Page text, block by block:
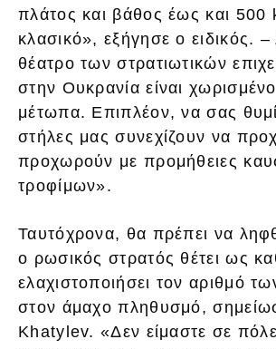
πλάτος και βάθος έως και 500
κλασικό», εξήγησε ο ειδικός.
θέατρο των στρατιωτικών
στην Ουκρανία είναι
μέτωπα. Επιπλέον, να σας
στήλες μας συνεχίζουν να
προχωρούν με προμήθειες
τροφίμων».
Ταυτόχρονα, θα πρέπει να
ο ρωσικός στρατός θέτει ως
ελαχιστοποιήσει τον αριθμό
στον άμαχο πληθυσμό,
Khatylev. «Δεν είμαστε σε